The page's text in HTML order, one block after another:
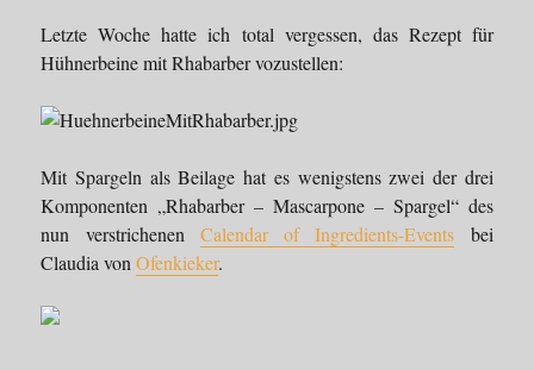
Letzte Woche hatte ich total vergessen, das Rezept für
Hühnerbeine mit Rhabarber vozustellen:
Mit Spargeln als Beilage hat es wenigstens zwei der drei
Komponenten „Rhabarber – Mascarpone – Spargel“ des
nun verstrichenen Calendar of Ingredients-Events bei
Claudia vonOfenkieker.